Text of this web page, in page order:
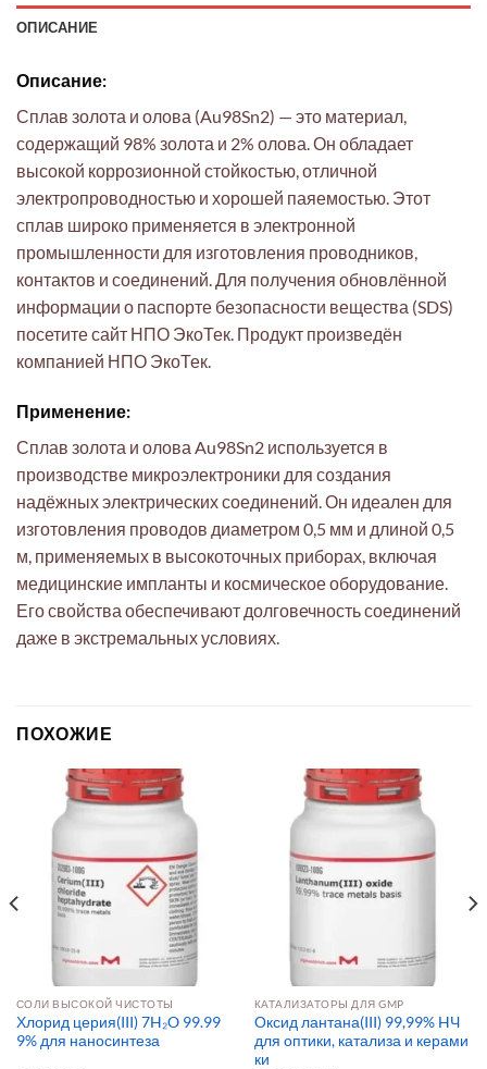
ОПИСАНИЕ
Описание:
Сплав золота и олова (Au98Sn2) — это материал,
содержащий 98% золота и 2% олова. Он обладает
высокой коррозионной стойкостью, отличной
электропроводностью и хорошей паяемостью. Этот
сплав широко применяется в электронной
промышленности для изготовления проводников,
контактов и соединений. Для получения обновлённой
информации о паспорте безопасности вещества (SDS)
посетите сайт НПО ЭкоТек. Продукт произведён
компанией НПО ЭкоТек.
Применение:
Сплав золота и олова Au98Sn2 используется в
производстве микроэлектроники для создания
надёжных электрических соединений. Он идеален для
изготовления проводов диаметром 0,5 мм и длиной 0,5
м, применяемых в высокоточных приборах, включая
медицинские импланты и космическое оборудование.
Его свойства обеспечивают долговечность соединений
даже в экстремальных условиях.
ПОХОЖИЕ
СОЛИ ВЫСОКОЙ ЧИСТОТЫ
Хлорид церия(III) 7H₂O 99.99
9% для наносинтеза
КАТАЛИЗАТОРЫ ДЛЯ GMP
Оксид лантана(III) 99,99% HЧ
для оптики, катализа и керами
ки